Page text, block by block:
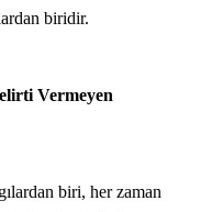
biridir.
Vermeyen
biri, her zaman